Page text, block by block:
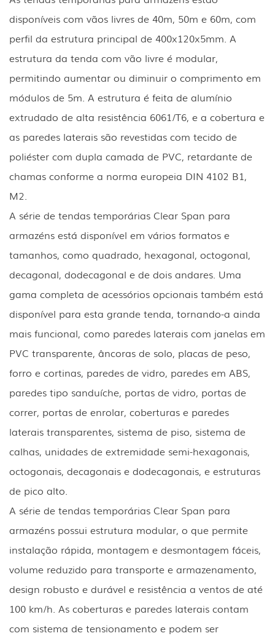
disponíveis com vãos livres de 40m, 50m e 60m, com
perfil da estrutura principal de 400x120x5mm. A
estrutura da tenda com vão livre é modular,
permitindo aumentar ou diminuir o comprimento em
módulos de 5m. A estrutura é feita de alumínio
extrudado de alta resistência 6061/T6, e a cobertura e
as paredes laterais são revestidas com tecido de
poliéster com dupla camada de PVC, retardante de
chamas conforme a norma europeia DIN 4102 B1,
M2.
A série de tendas temporárias Clear Span para
armazéns está disponível em vários formatos e
tamanhos, como quadrado, hexagonal, octogonal,
decagonal, dodecagonal e de dois andares. Uma
gama completa de acessórios opcionais também está
disponível para esta grande tenda, tornando-a ainda
mais funcional, como paredes laterais com janelas em
PVC transparente, âncoras de solo, placas de peso,
forro e cortinas, paredes de vidro, paredes em ABS,
paredes tipo sanduíche, portas de vidro, portas de
correr, portas de enrolar, coberturas e paredes
laterais transparentes, sistema de piso, sistema de
calhas, unidades de extremidade semi-hexagonais,
octogonais, decagonais e dodecagonais, e estruturas
de pico alto.
A série de tendas temporárias Clear Span para
armazéns possui estrutura modular, o que permite
instalação rápida, montagem e desmontagem fáceis,
volume reduzido para transporte e armazenamento,
design robusto e durável e resistência a ventos de até
100 km/h. As coberturas e paredes laterais contam
com sistema de tensionamento e podem ser